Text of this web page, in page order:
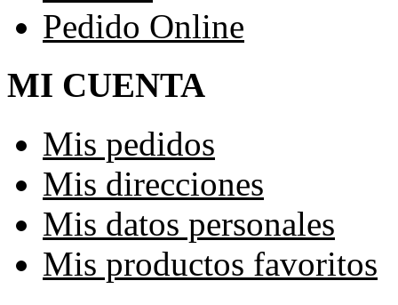
Pedido Online
MI CUENTA
Mis pedidos
Mis direcciones
Mis datos personales
Mis productos favoritos